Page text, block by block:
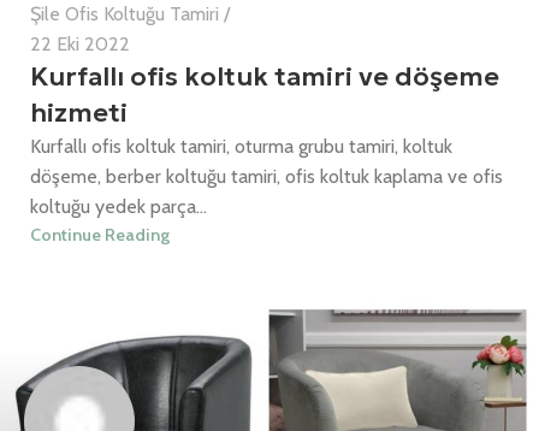
Şile Ofis Koltuğu Tamiri
22 Eki 2022
Kurfallı ofis koltuk tamiri ve döşeme
hizmeti
Kurfallı ofis koltuk tamiri, oturma grubu tamiri, koltuk
döşeme, berber koltuğu tamiri, ofis koltuk kaplama ve ofis
koltuğu yedek parça...
Continue Reading